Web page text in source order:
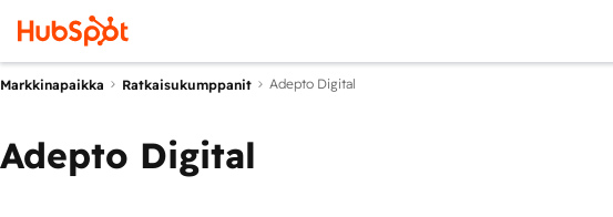
Markkinapaikka Ratkaisukumppanit Adepto Digital
Adepto Digital